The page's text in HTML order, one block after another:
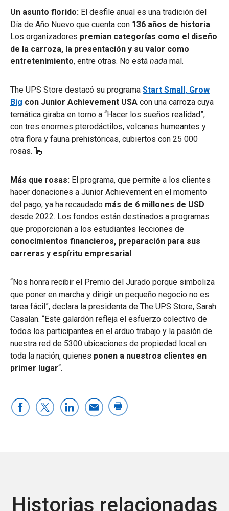
Un asunto florido: El desfile anual es una tradición del
Día de Año Nuevo que cuenta con 136 años de historia.
Los organizadores premian categorías como el diseño
de la carroza, la presentación y su valor como
entretenimiento, entre otras. No está nada mal.
The UPS Store destacó su programa Start Small, Grow
Big con Junior Achievement USA con una carroza cuya
temática giraba en torno a “Hacer los sueños realidad”,
con tres enormes pterodáctilos, volcanes humeantes y
otra flora y fauna prehistóricas, cubiertos con 25 000
rosas. 🦕
Más que rosas: El programa, que permite a los clientes
hacer donaciones a Junior Achievement en el momento
del pago, ya ha recaudado más de 6 millones de USD
desde 2022. Los fondos están destinados a programas
que proporcionan a los estudiantes lecciones de
conocimientos financieros, preparación para sus
carreras y espíritu empresarial.
“Nos honra recibir el Premio del Jurado porque simboliza
que poner en marcha y dirigir un pequeño negocio no es
tarea fácil”, declara la presidenta de The UPS Store, Sarah
Casalan. “Este galardón refleja el esfuerzo colectivo de
todos los participantes en el arduo trabajo y la pasión de
nuestra red de 5300 ubicaciones de propiedad local en
toda la nación, quienes ponen a nuestros clientes en
primer lugar“.
Historias relacionadas